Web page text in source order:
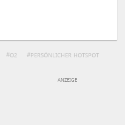
O2 PERSÖNLICHER HOTSPOT